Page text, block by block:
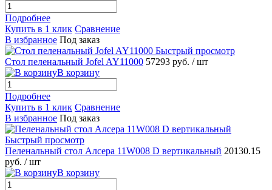
Подробнее
Купить в 1 клик Сравнение
В избранное Под заказ
Быстрый просмотр
Стол пеленальный Jofel AY11000 57293 руб. / шт
В корзину
Подробнее
Купить в 1 клик Сравнение
В избранное Под заказ
Быстрый просмотр
Пеленальный стол Алсера 11W008 D вертикальный 20130.15
руб. / шт
В корзину